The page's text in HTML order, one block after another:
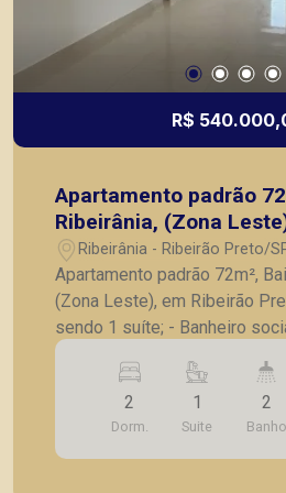
R$
Apartamento padrão
Ribeirânia, (Zona
Preto/SP.
Ribeirânia - Ribeirão Preto/
Apartamento padrão 72m²,
(Zona Leste), em Ribeirão Preto/SP. - 2
sendo 1 suíte; - Banheiro
ambientes; - Cozinha; -
gourmet; - 2 vagas de garagem. A Piramid
como objetivo atender seus
agilidade e segurança, em
imóveis prontos, usados ou
2
Dorm.
1
Suite
2
Banho